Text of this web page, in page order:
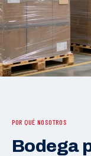
POR QUÉ NOSOTROS
Bodega